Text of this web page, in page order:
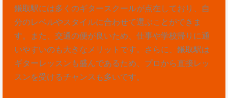
鎌取駅には多くのギタースクールが点在しており、自
分のレベルやスタイルに合わせて選ぶことができま
す。また、交通の便が良いため、仕事や学校帰りに通
いやすいのも大きなメリットです。さらに、鎌取駅は
ギターレッスンも盛んであるため、プロから直接レッ
スンを受けるチャンスも多いです。